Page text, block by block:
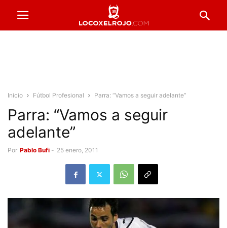
Inicio Fútbol Profesional Parra: “Vamos a seguir adelante”
Parra: “Vamos a seguir
adelante”
Por Pablo Bufi - 25 enero, 2011